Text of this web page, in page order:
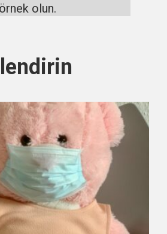
olun.